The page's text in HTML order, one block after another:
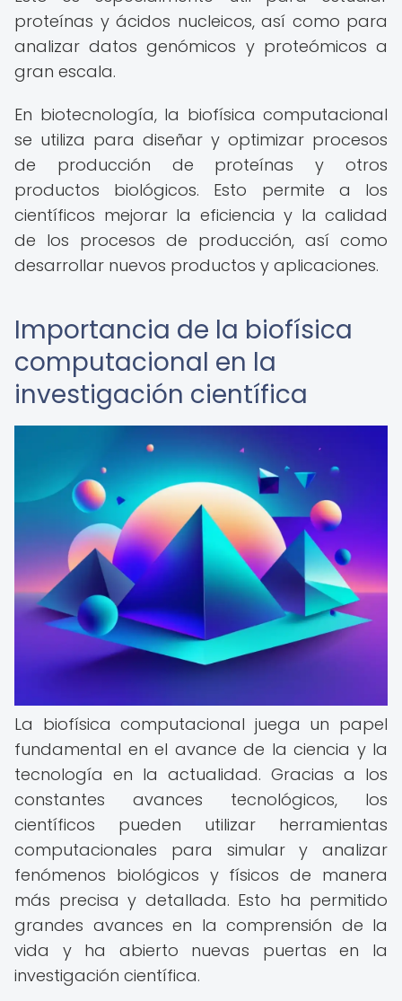
proteínas y ácidos nucleicos, así como para
analizar datos genómicos y proteómicos a
gran escala.
En biotecnología, la biofísica computacional
se utiliza para diseñar y optimizar procesos
de producción de proteínas y otros
productos biológicos. Esto permite a los
científicos mejorar la eficiencia y la calidad
de los procesos de producción, así como
desarrollar nuevos productos y aplicaciones.
Importancia de la biofísica
computacional en la
investigación científica
La biofísica computacional juega un papel
fundamental en el avance de la ciencia y la
tecnología en la actualidad. Gracias a los
constantes avances tecnológicos, los
científicos pueden utilizar herramientas
computacionales para simular y analizar
fenómenos biológicos y físicos de manera
más precisa y detallada. Esto ha permitido
grandes avances en la comprensión de la
vida y ha abierto nuevas puertas en la
investigación científica.